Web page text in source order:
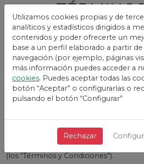
CONDICIONES
1. INFORMACIÓN
Los presentes términos y condiciones
utilización y el acceso de la web,
de dominio https://vivetix.com/ (La
cualquiera de los subdominios o
dependientes del mismo, así como los
junto con la Política de Privacidad y de
términos y condiciones por los que se
(los “Términos y Condiciones”).
Utilizamos cookies propias y de
analíticos y estadísticos dirigidos a
contenidos y poder ofrecerte un
base a un perfil elaborado a partir
navegación (por ejemplo, páginas
más información puedes acceder a
cookies. Puedes aceptar todas las
botón “Aceptar” o configurarlas o
pulsando el botón “Configurar”
Rechazar